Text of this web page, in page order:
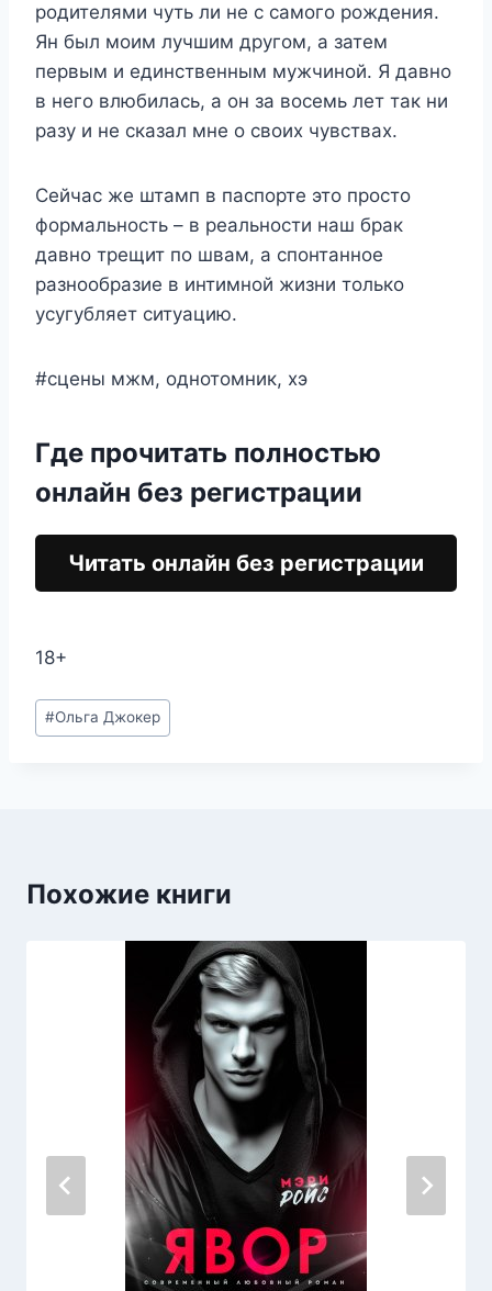
родителями чуть ли не с самого рождения.
Ян был моим лучшим другом, а затем
первым и единственным мужчиной. Я давно
в него влюбилась, а он за восемь лет так ни
разу и не сказал мне о своих чувствах.
Сейчас же штамп в паспорте это просто
формальность – в реальности наш брак
давно трещит по швам, а спонтанное
разнообразие в интимной жизни только
усугубляет ситуацию.
#сцены мжм, однотомник, хэ
Где прочитать полностью
онлайн без регистрации
Читать онлайн без регистрации
18+
Метки
записи:
#Ольга Джокер
Похожие книги